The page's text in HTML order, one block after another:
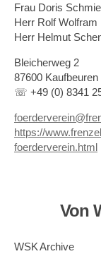
Frau Doris
Herr Rolf Wolfram
Herr Helmut
Bleicherweg 2
87600 Kaufbeuren
☏ +49 (0) 8341
https://
foerderverein.html
Von
WSK Archive